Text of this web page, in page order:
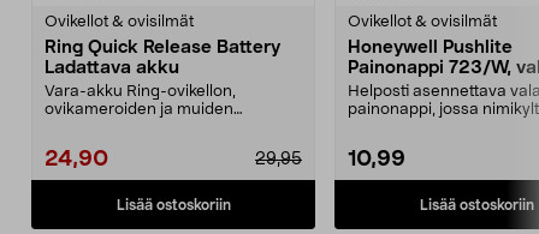
Ovikellot & ovisilmät
Ring Quick Release Battery
Ladattava akku
Vara-akku Ring-ovikellon,
ovikameroiden ja muiden
24,90 29,95
Lisää ostoskoriin
Ovikellot & ovisilmät
Honeywell Pushlite
Painonappi 723/W,
Helposti asennettava
painonappi, jossa
10,99
Lisää ostoskoriin